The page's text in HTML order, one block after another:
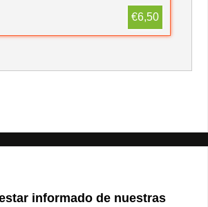
€6,50
informado de nuestras